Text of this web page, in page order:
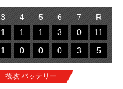
3 4 5 6 7
R
1 1 1 3 0
11
1 0 0 0 3 5
後攻 バッテリー